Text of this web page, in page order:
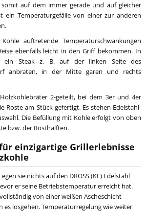
somit auf dem immer gerade und auf gleicher
ein Temperaturgefälle von einer zur anderen
auftretende Temperaturschwankungen
ebenfalls leicht in den Griff bekommen. In
ein Steak z. B. auf der linken Seite des
anbraten, in der Mitte garen und rechts
2-geteilt, bei dem 3er und 4er
Roste am Stück gefertigt. Es stehen Edelstahl-
Die Befüllung mit Kohle erfolgt von oben
bzw. der Rosthälften.
einzigartige Grillerlebnisse
sie nichts auf den DROSS (KF) Edelstahl
er seine Betriebstemperatur erreicht hat.
von einer weißen Ascheschicht
es losgehen. Temperaturregelung wie weiter